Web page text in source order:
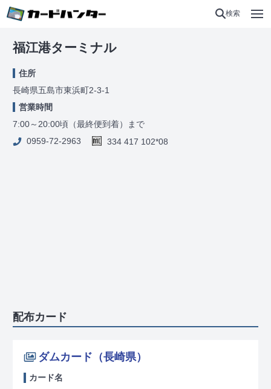
検索
福江港ターミナル
住所
長崎県五島市東浜町2-3-1
営業時間
7:00～20:00頃（最終便到着）まで
0959-72-2963
334 417 102*08
配布カード
ダムカード（長崎県）
カード名